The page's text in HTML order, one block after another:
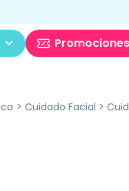
Promociones
Cuidado Facial